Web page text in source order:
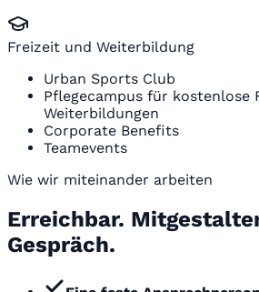
Freizeit und Weiterbildung
Urban Sports Club
Pflegecampus für kostenlose
Weiterbildungen
Corporate Benefits
Teamevents
Wie wir miteinander arbeiten
Erreichbar.
Gespräch.